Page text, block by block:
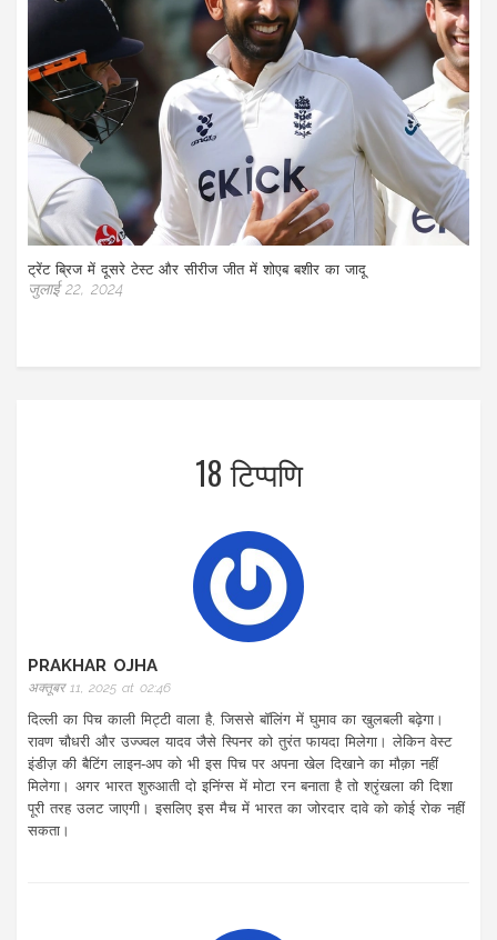
ट्रेंट ब्रिज में दूसरे टेस्ट और सीरीज जीत में शोएब बशीर का जादू
जुलाई 22, 2024
18 टिप्पणि
PRAKHAR OJHA
अक्तूबर 11, 2025 at 02:46
दिल्ली का पिच काली मिट्टी वाला है, जिससे बॉलिंग में घुमाव का खुलबली बढ़ेगा।
रावण चौधरी और उज्ज्वल यादव जैसे स्पिनर को तुरंत फायदा मिलेगा। लेकिन वेस्ट
इंडीज़ की बैटिंग लाइन‑अप को भी इस पिच पर अपना खेल दिखाने का मौक़ा नहीं
मिलेगा। अगर भारत शुरुआती दो इनिंग्स में मोटा रन बनाता है तो श्रृंखला की दिशा
पूरी तरह उलट जाएगी। इसलिए इस मैच में भारत का जोरदार दावे को कोई रोक नहीं
सकता।